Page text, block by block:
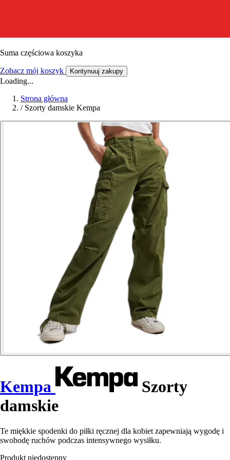
Suma częściowa koszyka
Zobacz mój koszyk Kontynuuj zakupy
Loading...
Strona główna
/ Szorty damskie Kempa
Kempa
Szorty
damskie
Te miękkie spodenki do piłki ręcznej dla kobiet zapewniają wygodę i
swobodę ruchów podczas intensywnego wysiłku.
Produkt niedostępny